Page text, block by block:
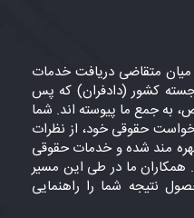
میان متقاضی دریافت خدمات
کشور (دادفران) که پس
به جمع ما پیوسته اند. شما
حقوقی خود، از نظرات
مند شده و خدمات حقوقی
همکاران ما در طی این مسیر
نتیجه شما را راهنمایی